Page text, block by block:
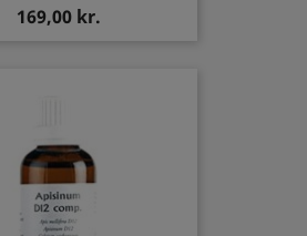
169,00 kr.